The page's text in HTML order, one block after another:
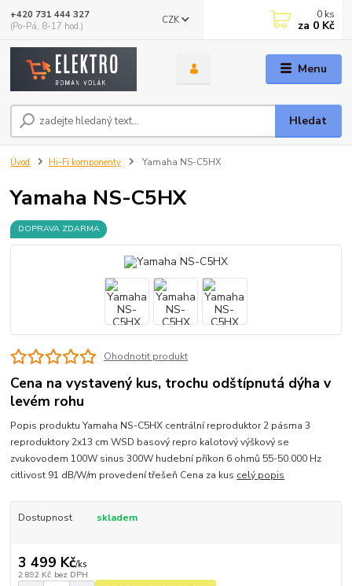
Menu
CZK
Hledat
+420 731 444 327
(Po-Pá, 8-17 hod.)
0 ks
za 0 Kč
Úvod Hi-Fi komponenty Yamaha NS-C5HX
Yamaha NS-C5HX
DOPRAVA ZDARMA
Ohodnotit produkt
Cena na vystavený kus, trochu odštípnutá dýha v
levém rohu
Popis produktu Yamaha NS-C5HX centrální reproduktor 2 pásma 3
reproduktory 2x13 cm WSD basový repro kalotový výškový se
zvukovodem 100W sinus 300W hudební příkon 6 ohmů 55-50.000 Hz
citlivost 91 dB/W/m provedení třešeň Cena za kus celý popis
Dostupnost skladem
3 499 Kč/ks
2 892 Kč bez DPH